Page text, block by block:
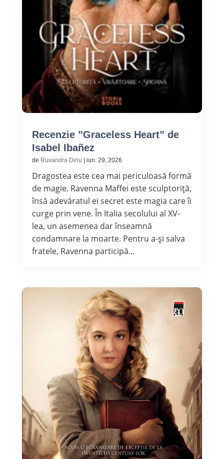
Recenzie ”Graceless Heart” de
Isabel Ibañez
de Ruxandra Dinu iun. 29, 2026
Dragostea este cea mai periculoasă formă
de magie. Ravenna Maffei este sculptoriță,
însă adevăratul ei secret este magia care îi
curge prin vene. În Italia secolului al XV-
lea, un asemenea dar înseamnă
condamnare la moarte. Pentru a-și salva
fratele, Ravenna participă...